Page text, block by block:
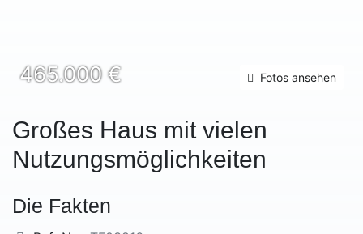
465.000 € Fotos ansehen
Großes Haus mit vielen
Nutzungsmöglichkeiten
Die Fakten